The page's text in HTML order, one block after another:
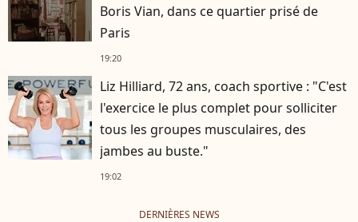
Boris Vian, dans ce quartier prisé de
Paris
19:20
Liz Hilliard, 72 ans, coach sportive : "C'est
l'exercice le plus complet pour solliciter
tous les groupes musculaires, des
jambes au buste."
19:02
DERNIÈRES NEWS